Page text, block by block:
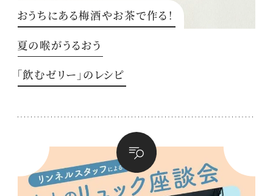
おうちにある梅酒やお茶で作る！
夏の喉がうるおう
「飲むゼリー」のレシピ